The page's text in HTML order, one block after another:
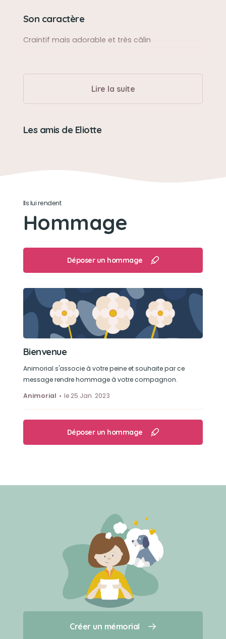
Créer un mémorial
Qui sommes-nous ?
Son caractère
Craintif mais adorable et très câlin
Lire la suite
Les amis de Eliotte
Ils lui rendent
Hommage
Déposer un hommage
Bienvenue
Animorial s'associe à votre peine et souhaite par ce
message rendre hommage à votre compagnon.
Animorial
le 25 Jan. 2023
Déposer un hommage
Créer un mémorial